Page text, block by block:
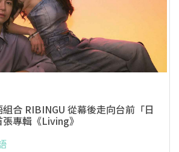
合 RIBINGU 從幕後走向台前「日
專輯《Living》